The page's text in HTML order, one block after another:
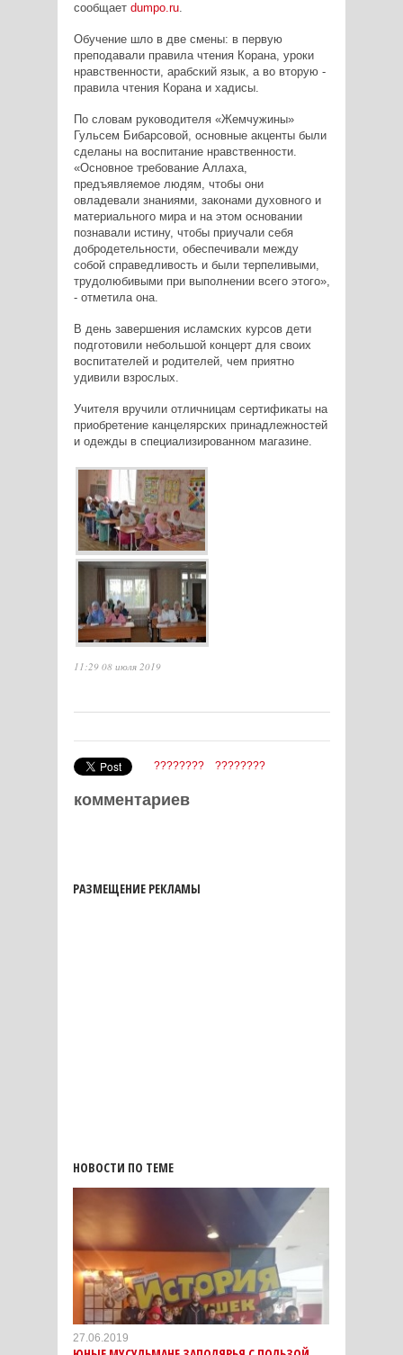
сообщает dumpo.ru.
Обучение шло в две смены: в первую
преподавали правила чтения Корана, уроки
нравственности, арабский язык, а во вторую -
правила чтения Корана и хадисы.
По словам руководителя «Жемчужины»
Гульсем Бибарсовой, основные акценты были
сделаны на воспитание нравственности.
«Основное требование Аллаха,
предъявляемое людям, чтобы они
овладевали знаниями, законами духовного и
материального мира и на этом основании
познавали истину, чтобы приучали себя
добродетельности, обеспечивали между
собой справедливость и были терпеливыми,
трудолюбивыми при выполнении всего этого»,
- отметила она.
В день завершения исламских курсов дети
подготовили небольшой концерт для своих
воспитателей и родителей, чем приятно
удивили взрослых.
Учителя вручили отличницам сертификаты на
приобретение канцелярских принадлежностей
и одежды в специализированном магазине.
11:29 08 июля 2019
???????? ????????
комментариев
РАЗМЕЩЕНИЕ РЕКЛАМЫ
НОВОСТИ ПО ТЕМЕ
27.06.2019